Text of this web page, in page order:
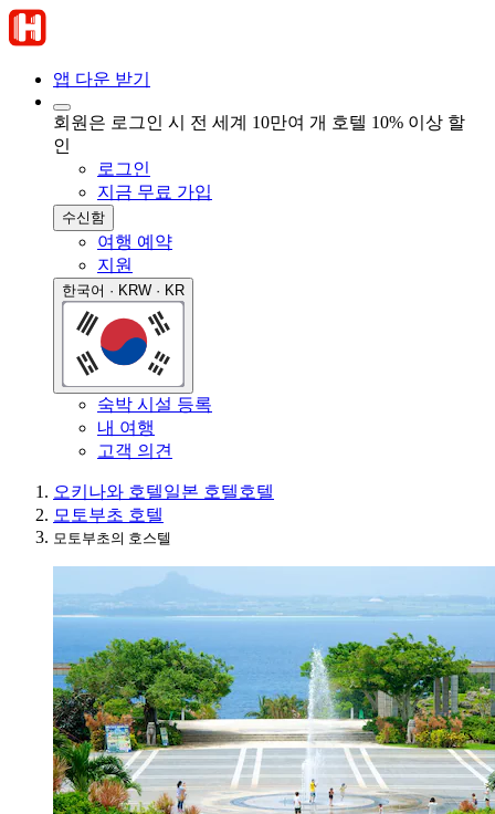
앱 다운 받기
회원은 로그인 시 전 세계 10만여 개 호텔 10% 이상 할
인
로그인
지금 무료 가입
수신함
여행 예약
지원
한국어 · KRW · KR
숙박 시설 등록
내 여행
고객 의견
오키나와 호텔일본 호텔호텔
모토부초 호텔
모토부초의 호스텔